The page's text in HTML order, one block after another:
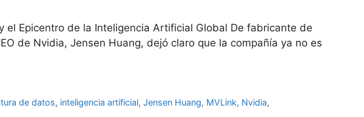
Epicentro de la Inteligencia Artificial Global De fabricante de
de Nvidia, Jensen Huang, dejó claro que la compañía ya no es
de datos, inteligencia artificial,Jensen Huang, MVLink, Nvidia,